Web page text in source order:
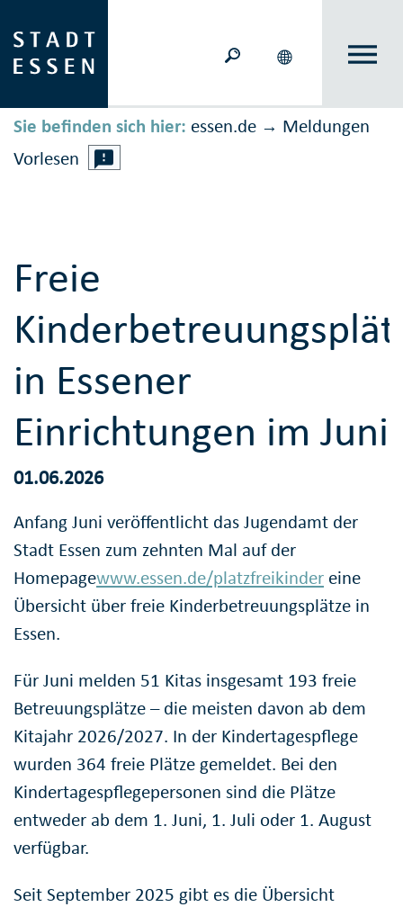
Sie befinden sich hier: essen.de → Meldungen
Vorlesen
Freie
in Essener
Einrichtungen im Juni
01.06.2026
Anfang Juni veröffentlicht das Jugendamt der
Stadt Essen zum zehnten Mal auf der
Homepagewww.essen.de/platzfreikinder eine
Übersicht über freie Kinderbetreuungsplätze in
Essen.
Für Juni melden 51 Kitas insgesamt 193 freie
Betreuungsplätze – die meisten davon ab dem
Kitajahr 2026/2027. In der Kindertagespflege
wurden 364 freie Plätze gemeldet. Bei den
Kindertagespflegepersonen sind die Plätze
entweder ab dem 1. Juni, 1. Juli oder 1. August
verfügbar.
Seit September 2025 gibt es die Übersicht